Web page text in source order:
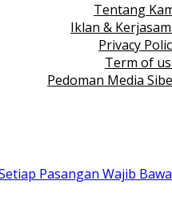
Tentang
Iklan &
Privacy
Term of
Pedoman Media